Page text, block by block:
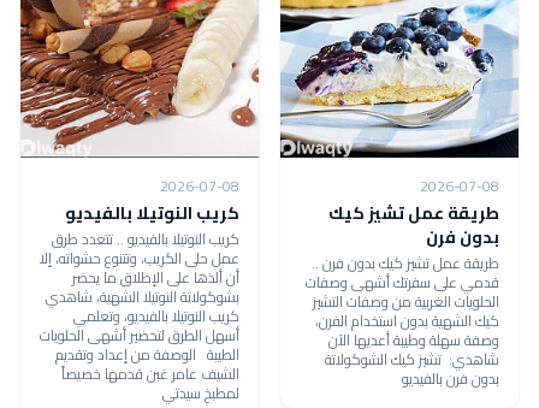
2026-07-08
طريقة عمل تشيز كيك
بدون فرن
طريقة عمل تشيز كيك بدون فرن ..
قدمي على سفرتك أشهى وصفات
الحلويات الغربية من وصفات التشيز
كيك الشهية بدون استخدام الفرن،
وصفة سهلة وطيبة أعديها الآن
شاهدي: تشيز كيك الشوكولاتة
بدون فرن بالفيديو
2026-07-08
كريب النوتيلا بالفيديو
كريب النوتيلا بالفيديو .. تتعدد طرق
عمل حلى الكريب، وتتنوع حشواته، إلا
أن ألذها على الإطلاق ما يحضر
بشوكولاتة النوتيلا الشهية، شاهدي
كريب النوتيلا بالفيديو، وتعلمي
أسهل الطرق لتحضير أشهى الحلويات
الطيبة الوصفة من إعداد وتقديم
الشيف عامر غبن قدمها خصيصاً
لمطبخ سيدتي